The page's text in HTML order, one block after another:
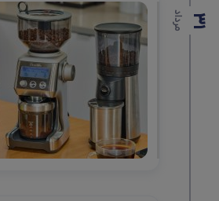
31 مرداد